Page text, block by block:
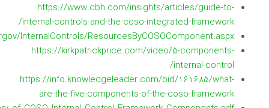
https://www.cbh.com/insights/articles/guide-to-
internal-controls-and-the-coso-integrated-framework/
InternalControls/ResourcesByCOSOComponent.aspx
https://kirkpatrickprice.com/video/5-components-
internal-control/
https://info.knowledgeleader.com/bid/161685/what-
are-the-five-components-of-the-coso-framework